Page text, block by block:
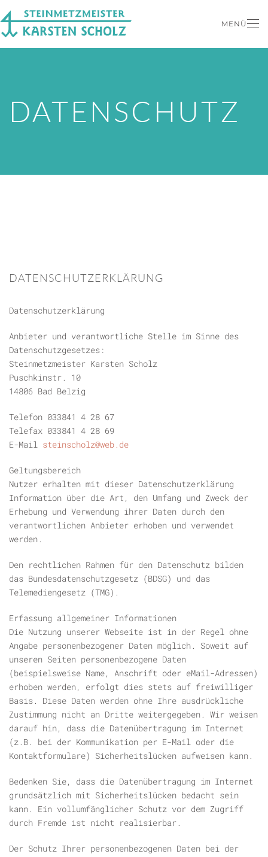
Zum Hauptinhalt springen
MENÜ
DATENSCHUTZ
DATENSCHUTZERKLÄRUNG
Datenschutzerklärung
Anbieter und verantwortliche Stelle im Sinne des
Datenschutzgesetzes:
Steinmetzmeister Karsten Scholz
Puschkinstr. 10
14806 Bad Belzig
Telefon 033841 4 28 67
Telefax 033841 4 28 69
E-Mail steinscholz@web.de
Geltungsbereich
Nutzer erhalten mit dieser Datenschutzerklärung
Information über die Art, den Umfang und Zweck der
Erhebung und Verwendung ihrer Daten durch den
verantwortlichen Anbieter erhoben und verwendet
werden.
Den rechtlichen Rahmen für den Datenschutz bilden
das Bundesdatenschutzgesetz (BDSG) und das
Telemediengesetz (TMG).
Erfassung allgemeiner Informationen
Die Nutzung unserer Webseite ist in der Regel ohne
Angabe personenbezogener Daten möglich. Soweit auf
unseren Seiten personenbezogene Daten
(beispielsweise Name, Anschrift oder eMail-Adressen)
erhoben werden, erfolgt dies stets auf freiwilliger
Basis. Diese Daten werden ohne Ihre ausdrückliche
Zustimmung nicht an Dritte weitergegeben. Wir weisen
darauf hin, dass die Datenübertragung im Internet
(z.B. bei der Kommunikation per E-Mail oder die
Kontaktformulare) Sicherheitslücken aufweisen kann.
Bedenken Sie, dass die Datenübertragung im Internet
grundsätzlich mit Sicherheitslücken bedacht sein
kann. Ein vollumfänglicher Schutz vor dem Zugriff
durch Fremde ist nicht realisierbar.
Der Schutz Ihrer personenbezogenen Daten bei der